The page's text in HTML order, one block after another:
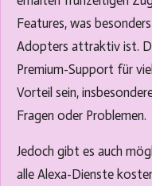
Features, was
Adopters attraktiv ist.
Premium-Support für
Vorteil sein,
Fragen oder Problemen.
Jedoch gibt es auch
alle Alexa-Dienste